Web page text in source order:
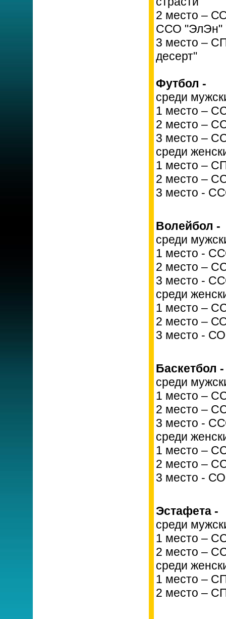
2 место –
ССО "ЭлЭн"
3 место –
десерт"
Футбол -
среди
1 место –
2 место –
3 место –
среди
1 место –
2 место –
3 место -
Волейбол -
среди
1 место -
2 место –
3 место -
среди
1 место –
2 место –
3 место -
Баскетбол -
среди
1 место –
2 место –
3 место -
среди
1 место –
2 место –
3 место -
Эстафета -
среди
1 место –
2 место –
среди
1 место –
2 место –